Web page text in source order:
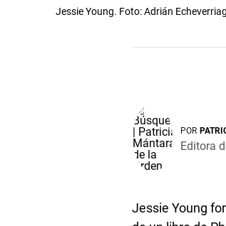
Jessie Young. Foto: Adrián
POR
Editora
Jessie Young